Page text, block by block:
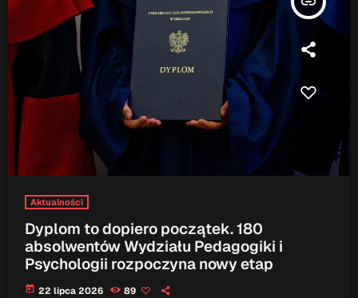
Aktualności
Dyplom to dopiero początek. 180
absolwentów Wydziału Pedagogiki i
Psychologii rozpoczyna nowy etap
today 22 lipca 2026 89